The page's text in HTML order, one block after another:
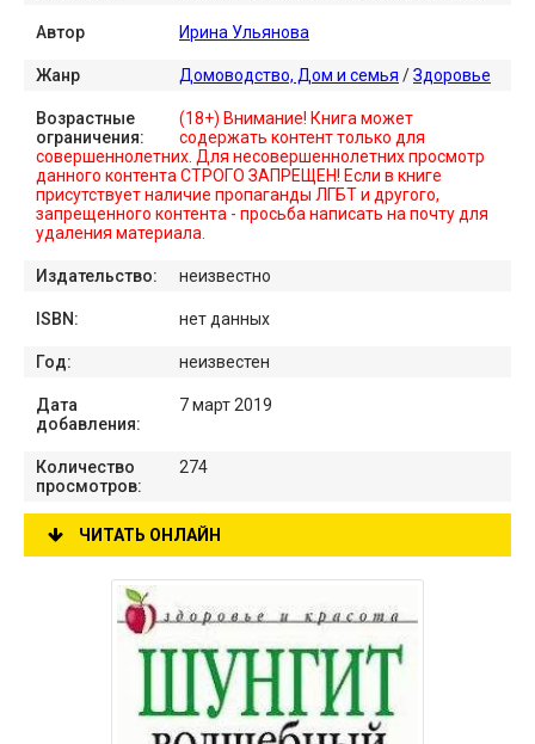
Автор Ирина Ульянова
Жанр Домоводство, Дом и семья /Здоровье
Возрастные
ограничения:
(18+) Внимание! Книга может
содержать контент только для
совершеннолетних. Для несовершеннолетних просмотр
данного контента СТРОГО ЗАПРЕЩЕН! Если в книге
присутствует наличие пропаганды ЛГБТ и другого,
запрещенного контента - просьба написать на почту для
удаления материала.
Издательство: неизвестно
ISBN: нет данных
Год: неизвестен
Дата
добавления:
7 март 2019
Количество
просмотров:
274
ЧИТАТЬ ОНЛАЙН